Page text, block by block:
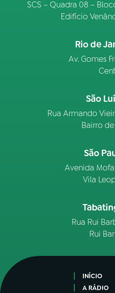
SCS – Quadra 08 –
Edifício
Rio de
Av. Gomes
São
Rua Armando
Bairro
São
Avenida
Vila
Rua Rui
Rui
INÍCIO
A RÁDIO